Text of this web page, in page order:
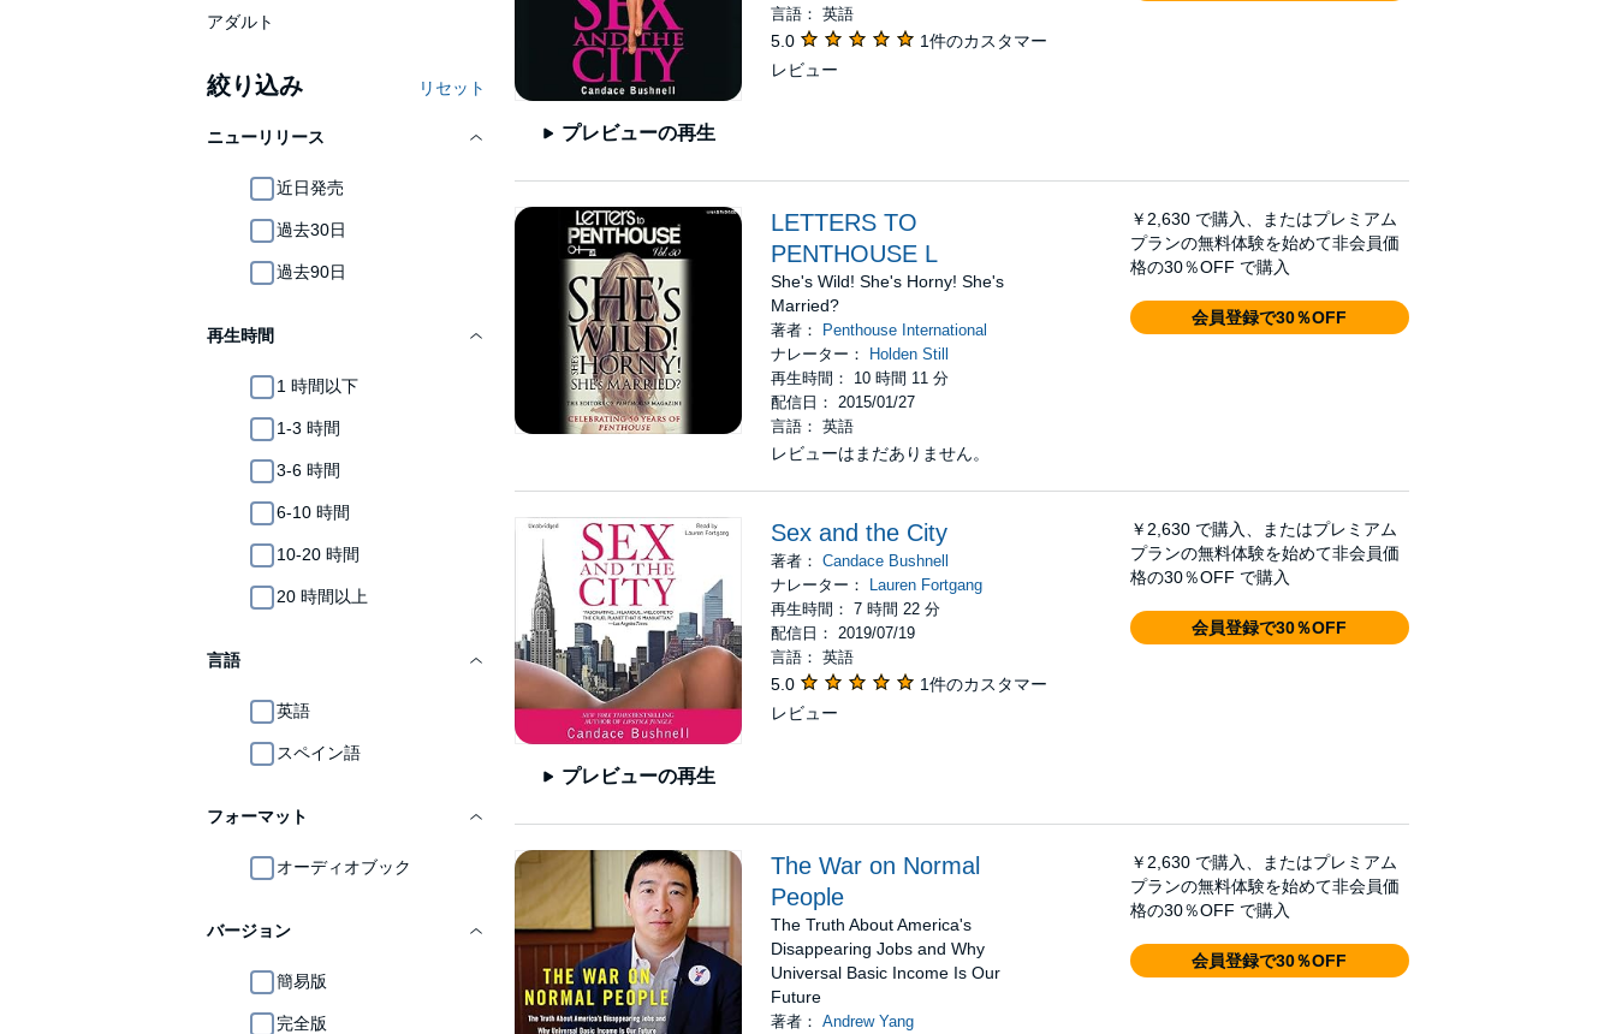
アダルト
絞り込み リセット
ニューリリース
近日発売
過去30日
過去90日
再生時間
1 時間以下
1-3 時間
3-6 時間
6-10 時間
10-20 時間
20 時間以上
言語
英語
スペイン語
フォーマット
オーディオブック
バージョン
簡易版
完全版
プレビューの再生
言語： 英語
5.0
1件のカスタマー
レビュー
LETTERS TO
PENTHOUSE L
She's Wild! She's Horny! She's
Married?
著者：
Penthouse International
ナレーター：
Holden Still
再生時間： 10 時間 11 分
配信日： 2015/01/27
言語： 英語
レビューはまだありません。
￥2,630 で購入、またはプレミアム
プランの無料体験を始めて非会員価
格の30％OFF で購入
会員登録で30％OFF
プレビューの再生
Sex and the City
著者：Candace Bushnell
ナレーター：
Lauren Fortgang
再生時間： 7 時間 22 分
配信日： 2019/07/19
言語： 英語
5.0
1件のカスタマー
レビュー
￥2,630 で購入、またはプレミアム
プランの無料体験を始めて非会員価
格の30％OFF で購入
会員登録で30％OFF
The War on Normal
People
The Truth About America's
Disappearing Jobs and Why
Universal Basic Income Is Our
Future
著者：Andrew Yang
￥2,630 で購入、またはプレミアム
プランの無料体験を始めて非会員価
格の30％OFF で購入
会員登録で30％OFF